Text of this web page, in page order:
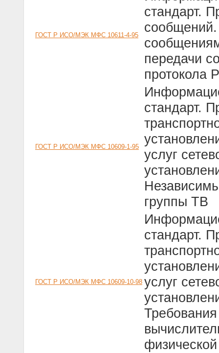
ГОСТ Р ИСО/МЭК МФС 10611-4-95
стандарт.
передачи
протокола
ГОСТ Р ИСО/МЭК МФС 10609-1-95
стандарт.
услуг
группы ТВ
ГОСТ Р ИСО/МЭК МФС 10609-10-98
стандарт.
услуг